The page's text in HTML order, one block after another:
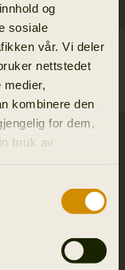
og
sosiale
vår. Vi deler
nettstedet
kombinere den
for dem,
bruk av
Move-bukse